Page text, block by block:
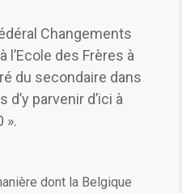
Changements
des Frères à
du secondaire dans
parvenir d’ici à
».
dont la Belgique